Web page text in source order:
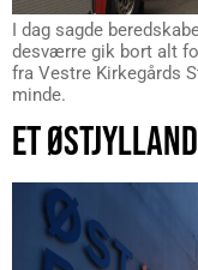
I dag sagde
desværre gik bort alt
fra Vestre Kirkegårds
minde.
ET